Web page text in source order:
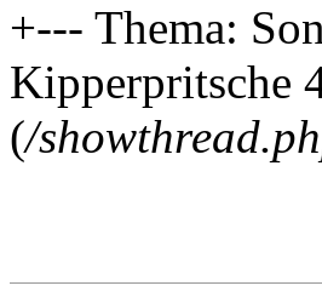
+--- Thema:
Kipperpritsche
(/